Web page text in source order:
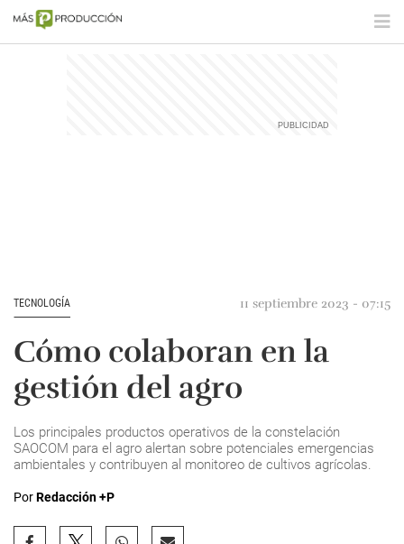
TECNOLOGÍA 11 septiembre 2023 - 07:15
Cómo colaboran en la
gestión del agro
Los principales productos operativos de la constelación
SAOCOM para el agro alertan sobre potenciales emergencias
ambientales y contribuyen al monitoreo de cultivos agrícolas.
PorRedacción +P